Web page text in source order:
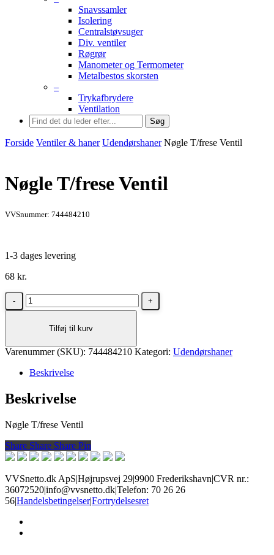
Snavssamler
Isolering
Centralstøvsuger
Div. ventiler
Røgrør
Manometer og Termometer
Metalbestos skorsten
–
Trykafbrydere
Ventilation
Søg
Forside Ventiler & haner Udendørshaner Nøgle T/frese Ventil
Nøgle T/frese Ventil
VVSnummer: 744484210
1-3 dages levering
68 kr.
Nøgle
T/frese
Tilføj til kurv
Varenummer (SKU): 744484210 Kategori: Udendørshaner
Beskrivelse
Beskrivelse
Nøgle T/frese Ventil
Share
Share Share Share Pin
VVSnetto.dk ApS|Højrupsvej 29|9900 Frederikshavn|CVR nr.:
36072520|info@vvsnetto.dk|Telefon: 70 26 26
56|Handelsbetingelser|Fortrydelsesret